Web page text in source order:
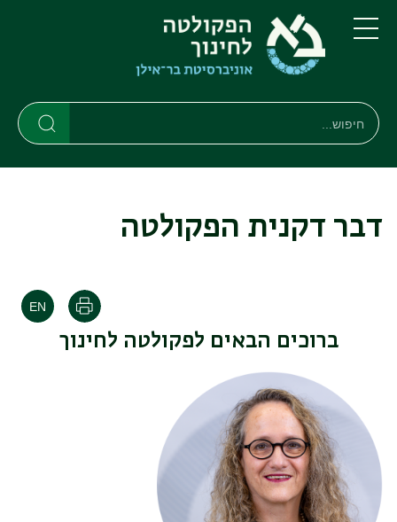
דילוג
לתוכן
העיקרי
דילוג
לתפריט
ניווט
ראשי
תפריט
חיפוש
חיפוש
דבר דקנית הפקולטה
הדפסה
ברוכים הבאים לפקולטה לחינוך